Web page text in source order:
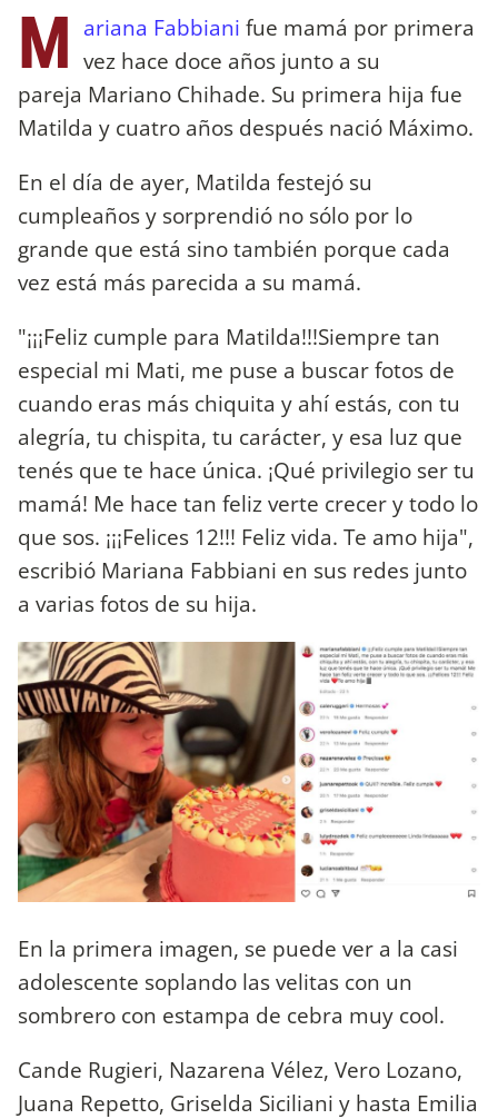
M ariana Fabbiani fue mamá por primera
vez hace doce años junto a su
pareja Mariano Chihade. Su primera hija fue
Matilda y cuatro años después nació Máximo.
En el día de ayer, Matilda festejó su
cumpleaños y sorprendió no sólo por lo
grande que está sino también porque cada
vez está más parecida a su mamá.
"¡¡¡Feliz cumple para Matilda!!!Siempre tan
especial mi Mati, me puse a buscar fotos de
cuando eras más chiquita y ahí estás, con tu
alegría, tu chispita, tu carácter, y esa luz que
tenés que te hace única. ¡Qué privilegio ser tu
mamá! Me hace tan feliz verte crecer y todo lo
que sos. ¡¡¡Felices 12!!! Feliz vida. Te amo hija",
escribió Mariana Fabbiani en sus redes junto
a varias fotos de su hija.
En la primera imagen, se puede ver a la casi
adolescente soplando las velitas con un
sombrero con estampa de cebra muy cool.
Cande Rugieri, Nazarena Vélez, Vero Lozano,
Juana Repetto, Griselda Siciliani y hasta Emilia